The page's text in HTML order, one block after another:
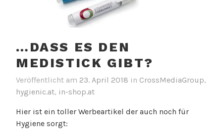
…DASS ES DEN
MEDISTICK GIBT?
Veröffentlicht am 23. April 2018 in CrossMediaGroup,
hygienic.at, in-shop.at
Hier ist ein toller Werbeartikel der auch noch für
Hygiene sorgt: